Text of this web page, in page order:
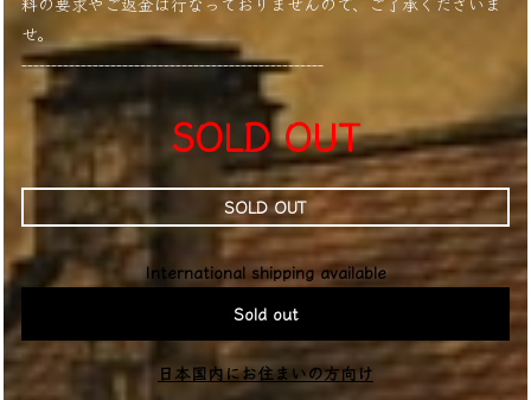
せ。
---------------------------------------------------
SOLD OUT
SOLD OUT
International shipping available
Sold out
日本国内にお住まいの方向け